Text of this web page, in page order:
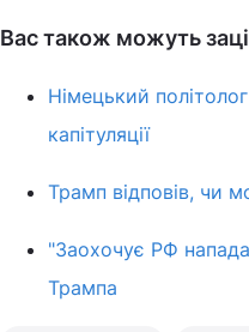
Вас також можуть
Німецький
капітуляції
Трамп відповів, чи
"Заохочує РФ
Трампа